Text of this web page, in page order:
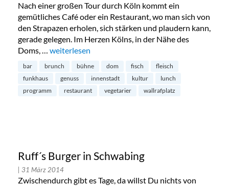
Nach einer großen Tour durch Köln kommt ein
gemütliches Café oder ein Restaurant, wo man sich von
den Strapazen erholen, sich stärken und plaudern kann,
gerade gelegen. Im Herzen Kölns, in der Nähe des
Doms, … „Funkhaus am Wallrafplatz“
weiterlesen
bar brunch bühne dom fisch
fleisch
funkhaus
genuss innenstadt kultur
lunch
programm
restaurant vegetarier wallrafplatz
Ruff´s Burger in Schwabing
| 31 März 2014
Zwischendurch gibt es Tage, da willst Du nichts von